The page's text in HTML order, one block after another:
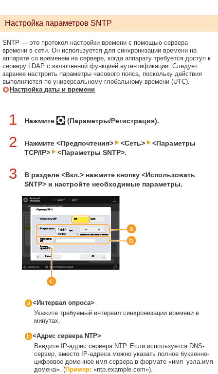
Настройка параметров SNTP
SNTP — это протокол настройки времени с помощью сервера
времени в сети. Он используется для синхронизации времени на
аппарате со временем на сервере, когда аппарату требуется доступ к
серверу LDAP с включенной функцией аутентификации. Следует
заранее настроить параметры часового пояса, поскольку действия
выполняются по универсальному глобальному времени (UTC).
Настройка даты и времени
1 Нажмите (Параметры/Регистрация).
2 Нажмите <Предпочтения> <Сеть>
<Параметры
TCP/IP>
<Параметры SNTP>.
3
В разделе <Вкл.> нажмите кнопку <Использовать
SNTP> и настройте необходимые параметры.
<Интервал опроса>
Укажите требуемый интервал синхронизации времени в
минутах.
<Адрес сервера NTP>
Введите IP-адрес сервера NTP. Если используется DNS-
сервер, вместо IP-адреса можно указать полное буквенно-
цифровое доменное имя сервера в формате «имя_узла.имя
домена». (Пример: «ntp.example.com»).